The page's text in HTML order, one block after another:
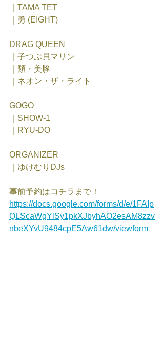
｜TAMA TET
｜勇 (EIGHT)
DRAG QUEEN
｜子つぶ貝マリン
｜類・美豚
｜ネオン・ザ・ライト
GOGO
｜SHOW-1
｜RYU-DO
ORGANIZER
｜ゆけむりDJs
事前予約はコチラまで！
https://docs.google.com/forms/d/e/1FAIp
QLScaWgYlSy1pkXJbyhAO2esAM8zzv
nbeXYvU9484cpE5Aw61dw/viewform